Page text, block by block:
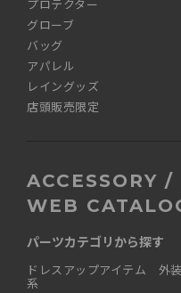
プロテクター
グローブ
バッグ
アパレル
レイングッズ
店頭販売限定
ACCESSORY /
WEB
パーツカテゴリから探す
ドレスアップアイテム 外装
系